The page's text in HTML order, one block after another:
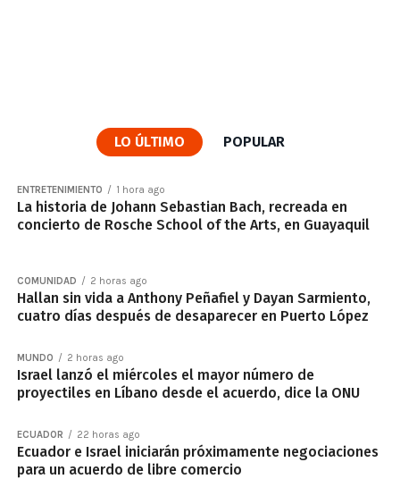
LO ÚLTIMO POPULAR
ENTRETENIMIENTO 1 hora ago
La historia de Johann Sebastian Bach, recreada en
concierto de Rosche School of the Arts, en Guayaquil
COMUNIDAD 2 horas ago
Hallan sin vida a Anthony Peñafiel y Dayan Sarmiento,
cuatro días después de desaparecer en Puerto López
MUNDO 2 horas ago
Israel lanzó el miércoles el mayor número de
proyectiles en Líbano desde el acuerdo, dice la ONU
ECUADOR 22 horas ago
Ecuador e Israel iniciarán próximamente negociaciones
para un acuerdo de libre comercio